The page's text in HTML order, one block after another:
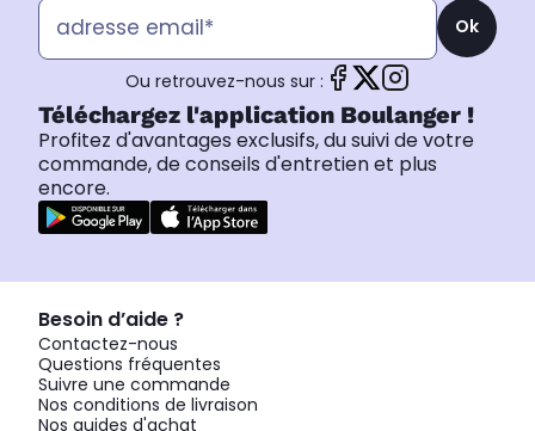
Ok
Ou retrouvez-nous sur :
Téléchargez l'application Boulanger !
Profitez d'avantages exclusifs, du suivi de votre
commande, de conseils d'entretien et plus
encore.
Besoin d’aide ?
Contactez-nous
Questions fréquentes
Suivre une commande
Nos conditions de livraison
Nos guides d'achat